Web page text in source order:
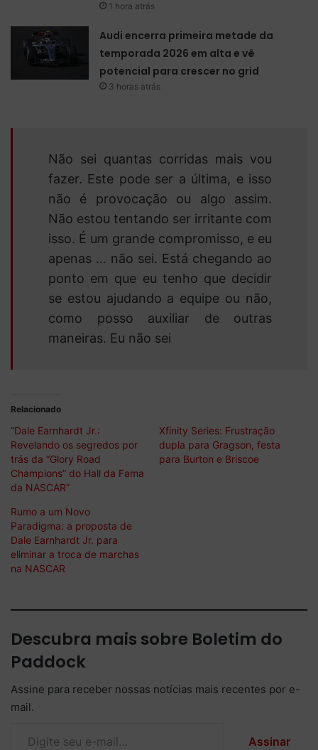
1 hora atrás
Audi encerra primeira metade da
temporada 2026 em alta e vê
potencial para crescer no grid
3 horas atrás
Não sei quantas corridas mais vou
fazer. Este pode ser a última, e isso
não é provocação ou algo assim.
Não estou tentando ser irritante com
isso. É um grande compromisso, e eu
apenas … não sei. Está chegando ao
ponto em que eu tenho que decidir
se estou ajudando a equipe ou não,
como posso auxiliar de outras
maneiras. Eu não sei
Relacionado
“Dale Earnhardt Jr.:
Revelando os segredos por
trás da “Glory Road
Champions” do Hall da Fama
da NASCAR”
Xfinity Series: Frustração
dupla para Gragson, festa
para Burton e Briscoe
Rumo a um Novo
Paradigma: a proposta de
Dale Earnhardt Jr. para
eliminar a troca de marchas
na NASCAR
Descubra mais sobre Boletim do
Paddock
Assine para receber nossas notícias mais recentes por e-
mail.
Assinar